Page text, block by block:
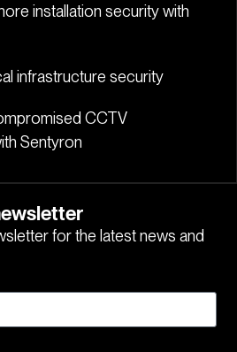
installation security with
infrastructure security
CCTV
Sentyron
for the latest news and